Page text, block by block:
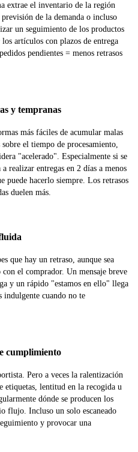
extrae el inventario de la región
de la demanda o incluso
un seguimiento de los productos
artículos con plazos de entrega
pendientes = menos retrasos
y tempranas
más fáciles de acumular malas
el tiempo de procesamiento,
"acelerado". Especialmente si se
realizar entregas en 2 días a menos
puede hacerlo siempre. Los retrasos
duelen más.
que hay un retraso, aunque sea
el comprador. Un mensaje breve
y un rápido "estamos en ello" llega
indulgente cuando no te
cumplimiento
Pero a veces la ralentización
etiquetas, lentitud en la recogida u
dónde se producen los
flujo. Incluso un solo escaneado
y provocar una